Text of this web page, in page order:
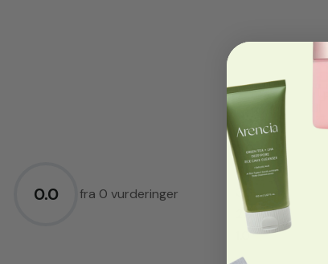
0.0 fra 0 vurderinger
5.0★
4.0★
3.0 ★
2.0★
1.0★